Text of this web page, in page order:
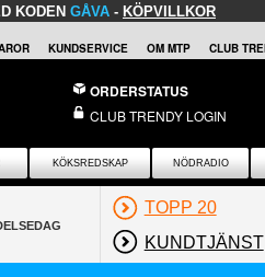
KODEN GÅVA - KÖPVILLKOR
KUNDSERVICE OM MTP CLUB
ORDERSTATUS
CLUB TRENDY LOGIN
KÖKSREDSKAP NÖDRADIO
TOPP 20
KUNDTJÄNST